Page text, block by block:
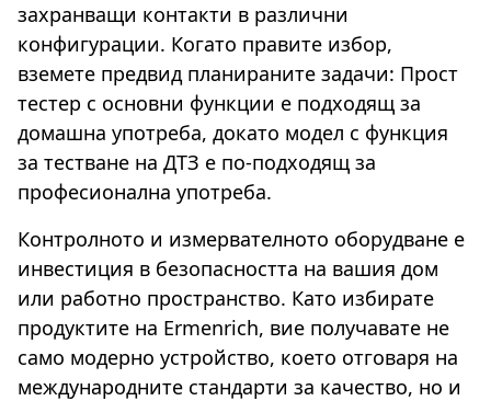
захранващи контакти в различни
конфигурации. Когато правите избор,
вземете предвид планираните задачи: Прост
тестер с основни функции е подходящ за
домашна употреба, докато модел с функция
за тестване на ДТЗ е по-подходящ за
професионална употреба.
Контролното и измервателното оборудване е
инвестиция в безопасността на вашия дом
или работно пространство. Като избирате
продуктите на Ermenrich, вие получавате не
само модерно устройство, което отговаря на
международните стандарти за качество, но и